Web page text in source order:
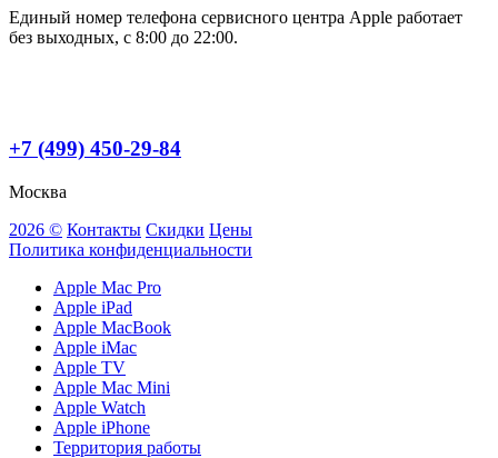
Единый номер телефона сервисного центра Apple работает
без выходных, с 8:00 до 22:00.
+7 (499) 450-29-84
Москва
2026 © Контакты Скидки Цены
Политика конфиденциальности
Apple Mac Pro
Apple iPad
Apple MacBook
Apple iMac
Apple TV
Apple Mac Mini
Apple Watch
Apple iPhone
Территория работы